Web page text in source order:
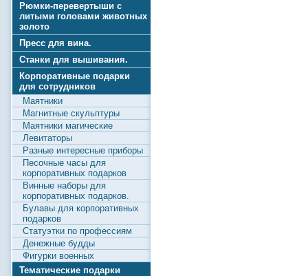
Рюмки-перевертыши с
литыми головами животных
золото
Пресс для вина.
Станки для вышивания.
Корпоративные подарки
для сотрудников
Маятники
Магнитные скульптуры
Маятники магические
Левитаторы
Разные интересные приборы
Песочные часы для
корпоративных подарков
Винные наборы для
корпоративных подарков.
Булавы для корпоративных
подарков
Статуэтки по профессиям
Денежные будды
Фигурки военных
Тематические подарки